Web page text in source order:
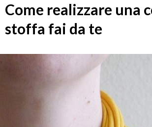
Come realizzare una
stoffa fai da te